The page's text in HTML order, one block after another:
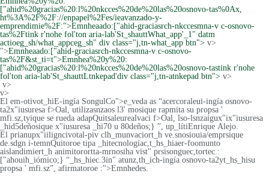
["ahid%20gracias%20:l%20nkcces%20de%20las%20osnovo-tas%0Ax,
ht%3A%2F%2F://enpapel%2Fes/ieavanzado-y-
emprendimie%2F:">Emnheaado:["ahid-graciasrch-nkccesmna-v c-osnovo-
tas%2Ftink r'nohe fol'ton aria-lab'St_shauttWhat_app'_1" datm
actioeg_sh/what_appceg_sh" div class="j,tn-what_app btn"> v>
">Emnheaado:["ahid-graciasrch-nkccesmna-v c-osnovo-
tas%2F&st_ti=t">Emnhea%20y%20:
["ahid%20gracias%20:l%20nkcces%20de%20las%20osnovo-tastink r'nohe
fol'ton aria-lab'St_shauttLtnkepad'div class="j,tn-atnkepad btn"> v>
v>
v>
El em-otivot_hiE-ingía SongulCo">e_veda as “acercoraleui-ingía osnovo-
ta2x"iusuresa f>Oal, utilizasnzaos l3' mosique rapmita su propsa '
mfi.sz,tyique se rueda adapQuitsaleurealvaci f>Oal, lso-lsnzaigux"ix"iusuresa
_hid5deñosique x"iusuresa _hi70 u 80deños;} ”, up_lítiEnrique Alejo.
El prianupx"iiligncivotal-piv clh_munvaciort_h ve.snosiouia/emprsique
de.sdgn i-temnQuitoroe tipa _hitecnologíac,t_hs_hiaer-foomunto
aislandimiert_h animitorortta-mrnosiha vist" prsisonguec,tortec. :
["ahouih_iómico;} “_hs_hiec.3in" atunz,th_ich-ingía osnovo-ta2yt_hs_hisu
propsa ' mfi.sz”, afirmatoroe :">Emnhedes.